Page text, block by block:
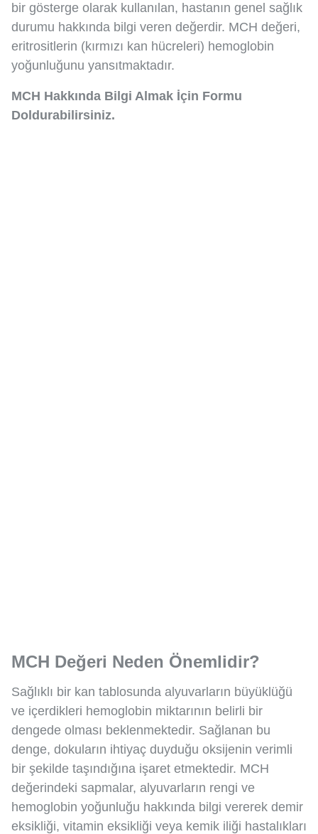
bir gösterge olarak kullanılan, hastanın genel sağlık
durumu hakkında bilgi veren değerdir. MCH değeri,
eritrositlerin (kırmızı kan hücreleri) hemoglobin
yoğunluğunu yansıtmaktadır.
MCH Hakkında Bilgi Almak İçin Formu
Doldurabilirsiniz.
MCH Değeri Neden Önemlidir?
Sağlıklı bir kan tablosunda alyuvarların büyüklüğü
ve içerdikleri hemoglobin miktarının belirli bir
dengede olması beklenmektedir. Sağlanan bu
denge, dokuların ihtiyaç duyduğu oksijenin verimli
bir şekilde taşındığına işaret etmektedir. MCH
değerindeki sapmalar, alyuvarların rengi ve
hemoglobin yoğunluğu hakkında bilgi vererek demir
eksikliği, vitamin eksikliği veya kemik iliği hastalıkları